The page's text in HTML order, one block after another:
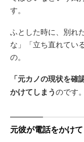
す。
ふとした時に、別れ
な」「立ち直れてい
の。
「元カノの現状を
かけてしまうのです。
元彼が電話をかけ